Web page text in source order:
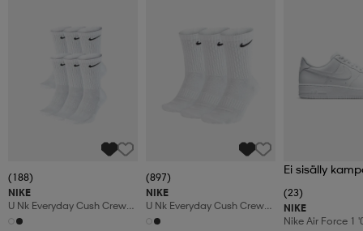
(188)
NIKE
U Nk Everyday Cush Crew
6pr-Bd
(897)
NIKE
U Nk Everyday Cush Crew
3pr
Ei sisälly
(23)
NIKE
Nike Air Force 1